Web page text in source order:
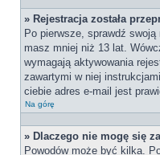
» Rejestracja została
Po pierwsze, sprawdź
masz mniej niż 13 lat.
wymagają aktywowania
zawartymi w niej
ciebie adres e-mail jest
Na górę
» Dlaczego nie mogę się
Powodów może być kilka.